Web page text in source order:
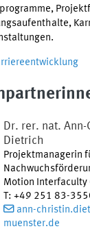
Dr. rer. nat. Ann-
Dietrich
Projektmanagerin
Motion Interfaculty
T: +49 251 83-
ann-
muenster.de